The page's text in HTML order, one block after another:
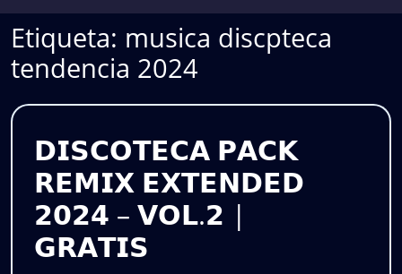
Etiqueta: musica discpteca
tendencia 2024
𝗗𝗜𝗦𝗖𝗢𝗧𝗘𝗖𝗔 𝗣𝗔𝗖𝗞
𝗥𝗘𝗠𝗜𝗫 𝗘𝗫𝗧𝗘𝗡𝗗𝗘𝗗
𝟮𝟬𝟮𝟰 – 𝗩𝗢𝗟.𝟮 |
𝗚𝗥𝗔𝗧𝗜𝗦